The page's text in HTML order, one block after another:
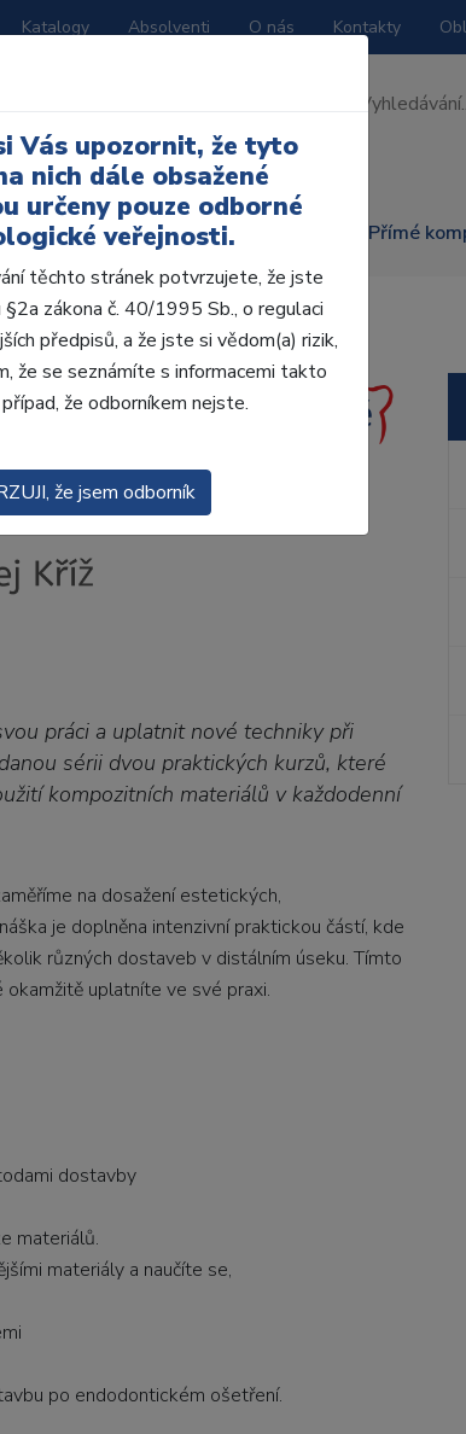
Katalogy Absolventi O nás Kontakty
v
Přímé
práci a uplatnit nové techniky při
sérii dvou praktických kurzů, které
kompozitních materiálů v každodenní
na dosažení estetických,
je doplněna intenzivní praktickou částí, kde
různých dostaveb v distálním úseku. Tímto
uplatníte ve své praxi.
dostavby
materiálů.
materiály a naučíte se,
po endodontickém ošetření.
Vás upozornit, že tyto
nich dále obsažené
určeny pouze odborné
veřejnosti.
těchto stránek potvrzujete, že jste
zákona č. 40/1995 Sb., o regulaci
předpisů, a že jste si vědom(a) rizik,
že se seznámíte s informacemi takto
že odborníkem nejste.
že jsem odborník